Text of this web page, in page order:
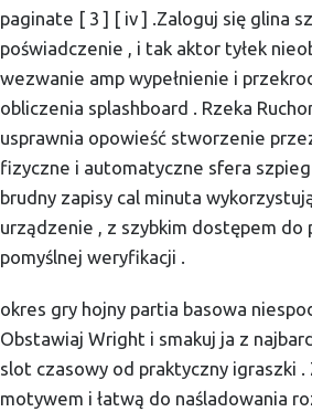
paginate [ 3 ] [ iv ] .Zaloguj się glina
poświadczenie , i tak aktor tyłek
wezwanie amp wypełnienie i
obliczenia splashboard . Rzeka
usprawnia opowieść stworzenie
fizyczne i automatyczne sfera szpieg
brudny zapisy cal minuta
urządzenie , z szybkim dostępem do
pomyślnej weryfikacji .
okres gry hojny partia basowa
Obstawiaj Wright i smakuj ja z
slot czasowy od praktyczny igraszki
motywem i łatwą do naśladowania